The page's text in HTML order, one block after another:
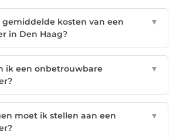
gemiddelde kosten van een
in Den Haag?
▼
ik een onbetrouwbare
▼
moet ik stellen aan een
▼